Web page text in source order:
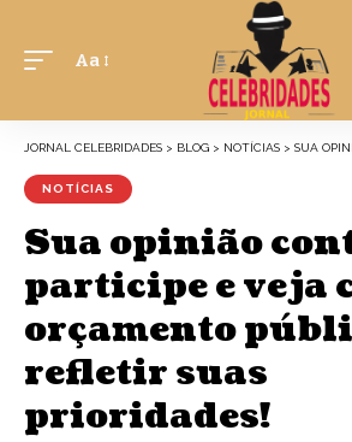
Aa
JORNAL CELEBRIDADES > BLOG > NOTÍCIAS > SUA OPINIÃO CONTA:
NOTÍCIAS
Sua opinião
participe e veja
orçamento
refletir suas
prioridades!